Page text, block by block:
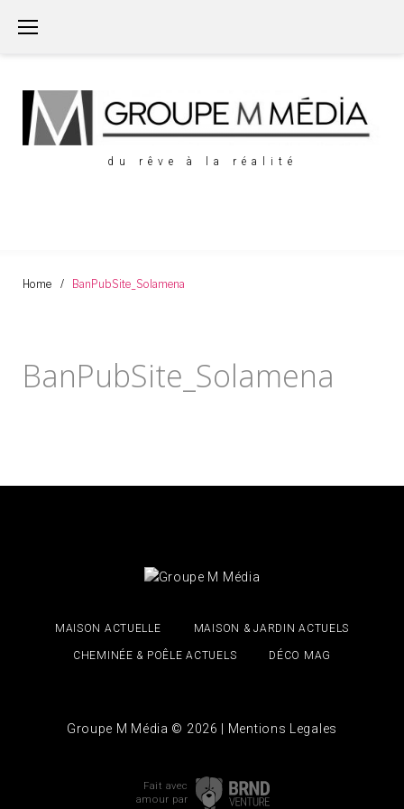
du rêve à la réalité
Home / BanPubSite_Solamena
BanPubSite_Solamena
MAISON ACTUELLE MAISON & JARDIN ACTUELS
CHEMINÉE & POÊLE ACTUELS DÉCO MAG
Groupe M Média © 2026 | Mentions Legales
Fait avec
amour par